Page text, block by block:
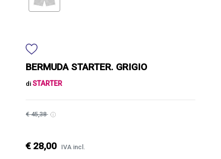
BERMUDA STARTER. GRIGIO
diSTARTER
€ 45,38
€ 28,00 IVA incl.